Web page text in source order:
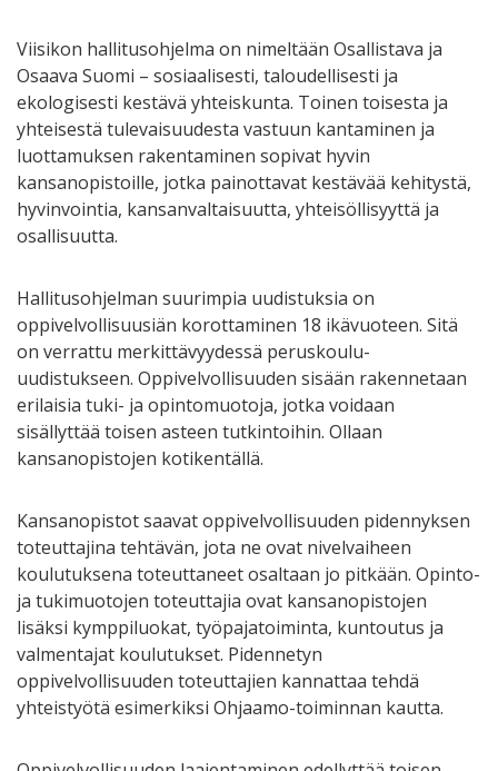
Viisikon hallitusohjelma on nimeltään Osallistava ja
Osaava Suomi – sosiaalisesti, taloudellisesti ja
ekologisesti kestävä yhteiskunta. Toinen toisesta ja
yhteisestä tulevaisuudesta vastuun kantaminen ja
luottamuksen rakentaminen sopivat hyvin
kansanopistoille, jotka painottavat kestävää kehitystä,
hyvinvointia, kansanvaltaisuutta, yhteisöllisyyttä ja
osallisuutta.
Hallitusohjelman suurimpia uudistuksia on
oppivelvollisuusiän korottaminen 18 ikävuoteen. Sitä
on verrattu merkittävyydessä peruskoulu-
uudistukseen. Oppivelvollisuuden sisään rakennetaan
erilaisia tuki- ja opintomuotoja, jotka voidaan
sisällyttää toisen asteen tutkintoihin. Ollaan
kansanopistojen kotikentällä.
Kansanopistot saavat oppivelvollisuuden pidennyksen
toteuttajina tehtävän, jota ne ovat nivelvaiheen
koulutuksena toteuttaneet osaltaan jo pitkään. Opinto-
ja tukimuotojen toteuttajia ovat kansanopistojen
lisäksi kymppiluokat, työpajatoiminta, kuntoutus ja
valmentajat koulutukset. Pidennetyn
oppivelvollisuuden toteuttajien kannattaa tehdä
yhteistyötä esimerkiksi Ohjaamo-toiminnan kautta.